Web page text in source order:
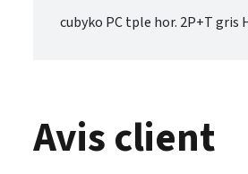
cubyko PC tple hor. 2P+T gris
Avis client